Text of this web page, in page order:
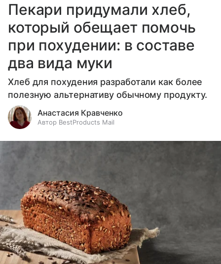
Пекари придумали хлеб,
который обещает помочь
при похудении: в составе
два вида муки
Хлеб для похудения разработали как более
полезную альтернативу обычному продукту.
Анастасия Кравченко
Автор BestProducts Mail